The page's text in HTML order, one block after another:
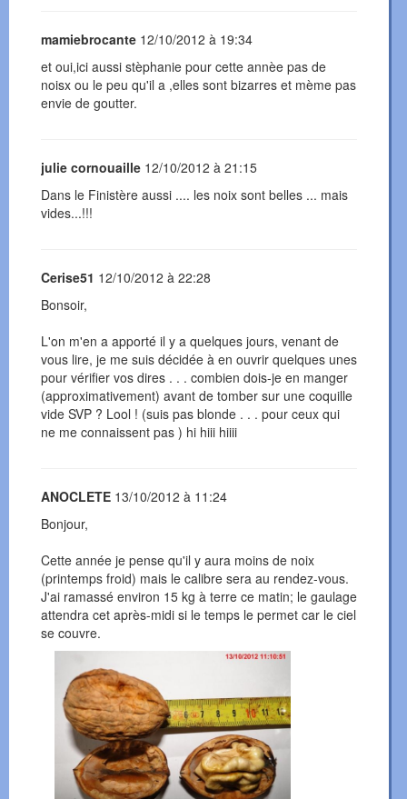
mamiebrocante 12/10/2012 à 19:34
et oui,ici aussi stèphanie pour cette annèe pas de
noisx ou le peu qu'il a ,elles sont bizarres et mème pas
envie de goutter.
julie cornouaille 12/10/2012 à 21:15
Dans le Finistère aussi .... les noix sont belles ... mais
vides...!!!
Cerise51 12/10/2012 à 22:28
Bonsoir,
L'on m'en a apporté il y a quelques jours, venant de
vous lire, je me suis décidée à en ouvrir quelques unes
pour vérifier vos dires . . . combien dois-je en manger
(approximativement) avant de tomber sur une coquille
vide SVP ? Lool ! (suis pas blonde . . . pour ceux qui
ne me connaissent pas ) hi hiii hiiii
ANOCLETE 13/10/2012 à 11:24
Bonjour,
Cette année je pense qu'il y aura moins de noix
(printemps froid) mais le calibre sera au rendez-vous.
J'ai ramassé environ 15 kg à terre ce matin; le gaulage
attendra cet après-midi si le temps le permet car le ciel
se couvre.